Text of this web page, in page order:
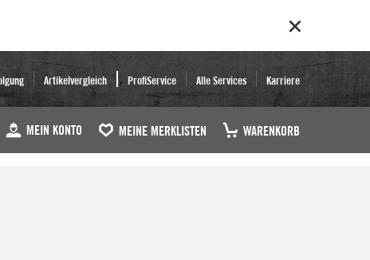
Artikelvergleich ProfiService Alle Services Karriere
MEIN KONTO MEINE MERKLISTEN WARENKORB